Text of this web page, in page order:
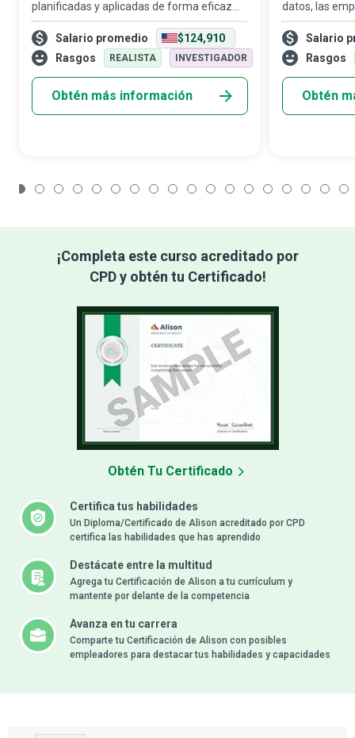
planificadas y aplicadas de forma eficaz
son indispensables en ámbitos tan
diversos como el hogar, la salud, los viajes o
la información organizacional. Las
Salario promedio
$124,910
Rasgos
REALISTA INVESTIGADOR
Obtén más información
datos, las
información
valiosos, al
tecnología ha
Salario
Rasgos
Obtén
¡Completa este curso acreditado por
CPD y obtén tu Certificado!
Certifica tus habilidades
Un Diploma/Certificado de Alison acreditado por CPD
certifica las habilidades que has aprendido
Destácate entre la multitud
Agrega tu Certificación de Alison a tu currículum y
mantente por delante de la competencia
Avanza en tu carrera
Comparte tu Certificación de Alison con posibles
empleadores para destacar tus habilidades y capacidades
Obtén Tu Certificado